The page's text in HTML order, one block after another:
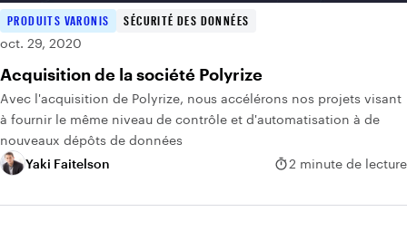
PRODUITS VARONIS
SÉCURITÉ DES DONNÉES
oct. 29, 2020
Acquisition de la société Polyrize
Avec l'acquisition de Polyrize, nous accélérons nos projets visant
à fournir le même niveau de contrôle et d'automatisation à de
nouveaux dépôts de données
Yaki Faitelson
2 minute de lecture